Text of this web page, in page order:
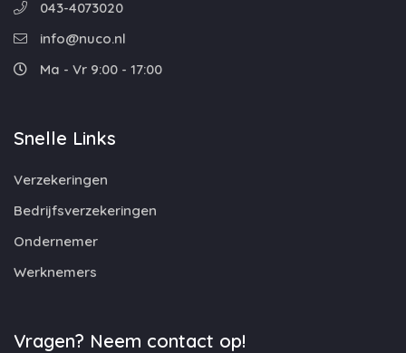
043-4073020
info@nuco.nl
Ma - Vr 9:00 - 17:00
Snelle Links
Verzekeringen
Bedrijfsverzekeringen
Ondernemer
Werknemers
Vragen? Neem contact op!